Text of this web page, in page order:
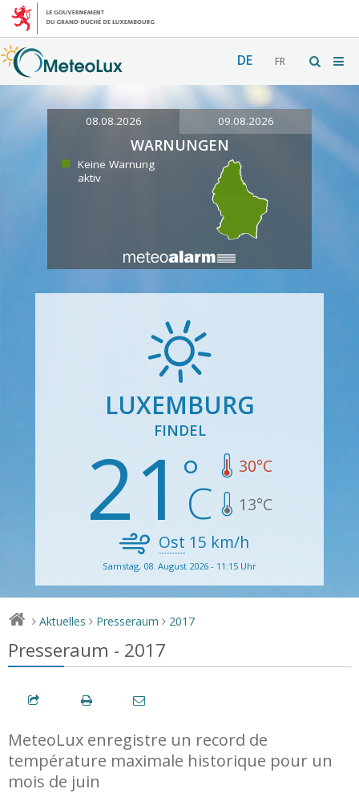
DE FR
08.08.2026 09.08.2026
WARNUNGEN
Keine Warnung
aktiv
LUXEMBURG
FINDEL
21 30°C
13°C
Ost 15 km/h
Samstag, 08. August 2026 - 11:15 Uhr
> Aktuelles > Presseraum > 2017
Presseraum - 2017
MeteoLux enregistre un record de
température maximale historique pour un
mois de juin